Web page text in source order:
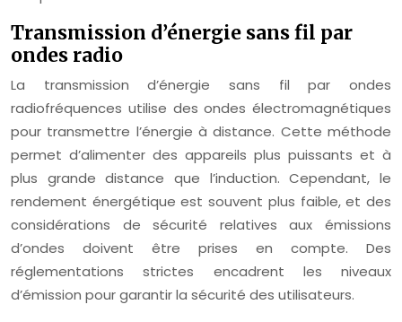
Transmission d’énergie sans fil par
ondes radio
La transmission d’énergie sans fil par ondes
radiofréquences utilise des ondes électromagnétiques
pour transmettre l’énergie à distance. Cette méthode
permet d’alimenter des appareils plus puissants et à
plus grande distance que l’induction. Cependant, le
rendement énergétique est souvent plus faible, et des
considérations de sécurité relatives aux émissions
d’ondes doivent être prises en compte. Des
réglementations strictes encadrent les niveaux
d’émission pour garantir la sécurité des utilisateurs.